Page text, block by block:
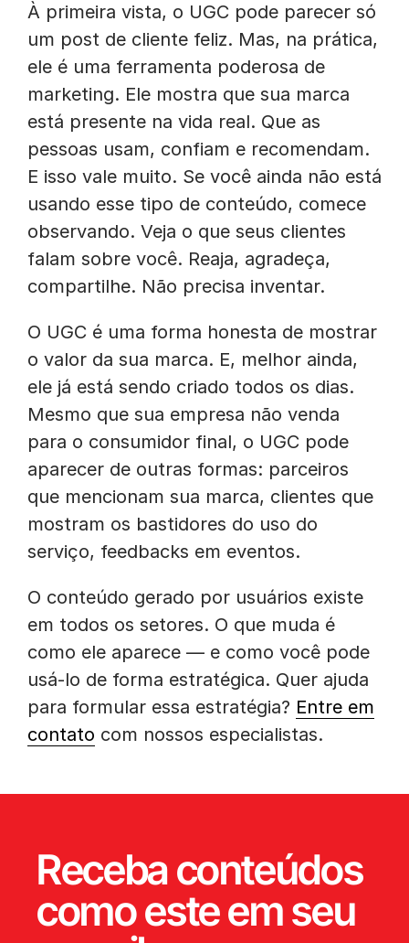
À primeira vista, o UGC pode parecer só
um post de cliente feliz. Mas, na prática,
ele é uma ferramenta poderosa de
marketing. Ele mostra que sua marca
está presente na vida real. Que as
pessoas usam, confiam e recomendam.
E isso vale muito. Se você ainda não está
usando esse tipo de conteúdo, comece
observando. Veja o que seus clientes
falam sobre você. Reaja, agradeça,
compartilhe. Não precisa inventar.
O UGC é uma forma honesta de mostrar
o valor da sua marca. E, melhor ainda,
ele já está sendo criado todos os dias.
Mesmo que sua empresa não venda
para o consumidor final, o UGC pode
aparecer de outras formas: parceiros
que mencionam sua marca, clientes que
mostram os bastidores do uso do
serviço, feedbacks em eventos.
O conteúdo gerado por usuários existe
em todos os setores. O que muda é
como ele aparece — e como você pode
usá-lo de forma estratégica. Quer ajuda
para formular essa estratégia? Entre em
contato com nossos especialistas.
Receba conteúdos
como este em seu